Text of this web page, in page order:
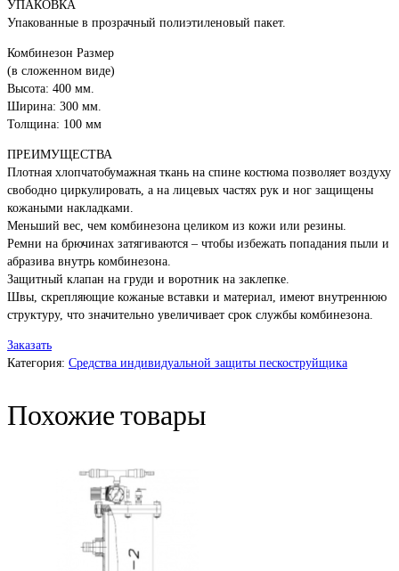
УПАКОВКА
Упакованные в прозрачный полиэтиленовый пакет.
Комбинезон Размер
(в сложенном виде)
Высота: 400 мм.
Ширина: 300 мм.
Толщина: 100 мм
ПРЕИМУЩЕСТВА
Плотная хлопчатобумажная ткань на спине костюма позволяет воздуху
свободно циркулировать, а на лицевых частях рук и ног защищены
кожаными накладками.
Меньший вес, чем комбинезона целиком из кожи или резины.
Ремни на брючинах затягиваются – чтобы избежать попадания пыли и
абразива внутрь комбинезона.
Защитный клапан на груди и воротник на заклепке.
Швы, скрепляющие кожаные вставки и материал, имеют внутреннюю
структуру, что значительно увеличивает срок службы комбинезона.
Заказать
Категория: Средства индивидуальной защиты пескоструйщика
Похожие товары